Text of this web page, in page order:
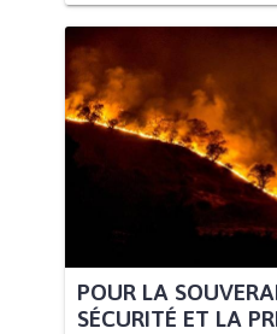
POUR LA
SÉCURITÉ ET LA